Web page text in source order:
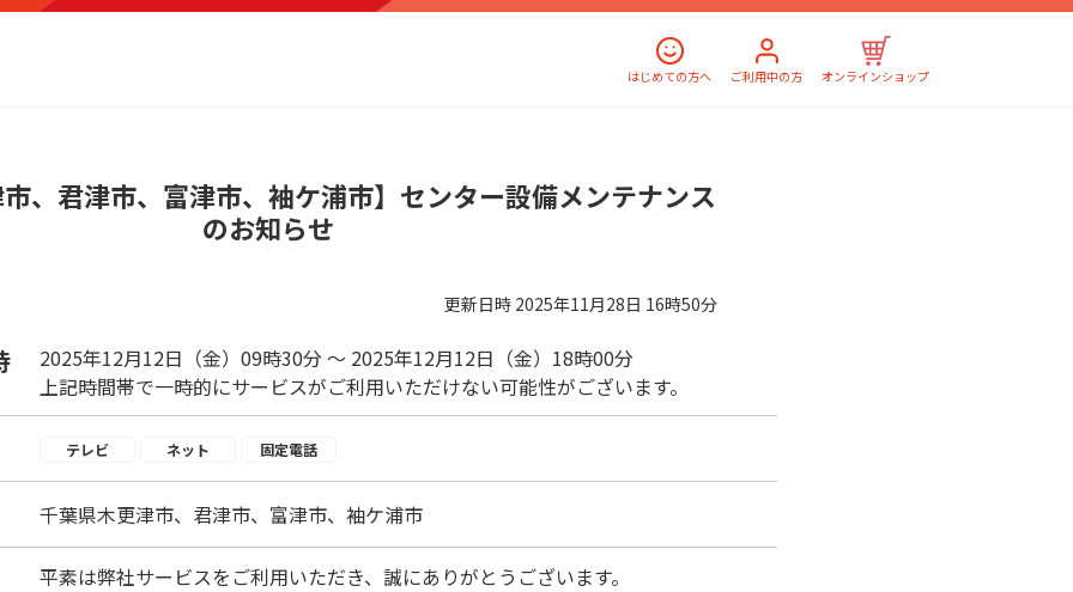
はじめての方へ ご利用中の方 オンラインショップ
、君津市、富津市、袖ケ浦市】センター設備メンテナンス
のお知らせ
更新日時 2025年11月28日 16時50分
2025年12月12日（金）09時30分 ～ 2025年12月12日（金）18時00分
上記時間帯で一時的にサービスがご利用いただけない可能性がございます。
テレビ ネット 固定電話
千葉県木更津市、君津市、富津市、袖ケ浦市
平素は弊社サービスをご利用いただき、誠にありがとうございます。